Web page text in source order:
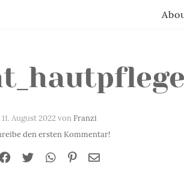
11. August 2022 vonFranzi
den ersten Kommentar!